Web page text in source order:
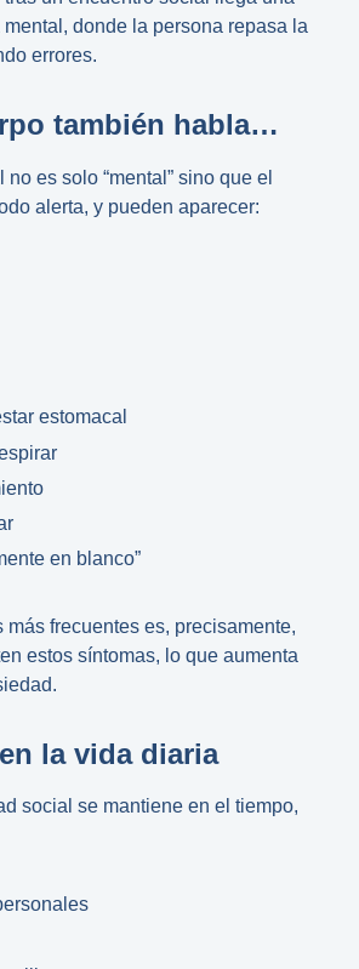
donde la persona repasa la
errores.
también habla…
es solo “mental” sino que el
alerta, y pueden aparecer:
estomacal
en blanco”
más frecuentes es, precisamente,
estos síntomas, lo que aumenta
la vida diaria
social se mantiene en el tiempo,